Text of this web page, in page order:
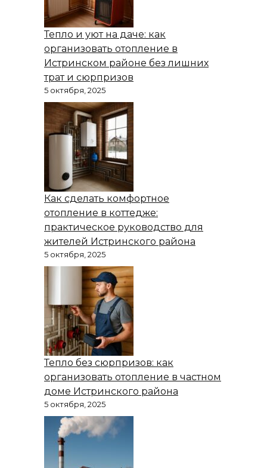
Тепло и уют на даче: как
организовать отопление в
Истринском районе без лишних
трат и сюрпризов
5 октября, 2025
Как сделать комфортное
отопление в коттедже:
практическое руководство для
жителей Истринского района
5 октября, 2025
Тепло без сюрпризов: как
организовать отопление в частном
доме Истринского района
5 октября, 2025